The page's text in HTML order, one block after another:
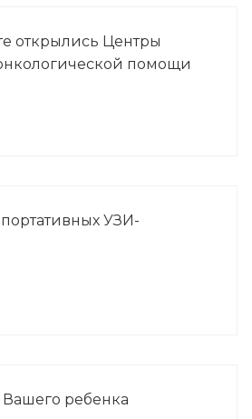
открылись Центры
помощи
УЗИ-
ребенка